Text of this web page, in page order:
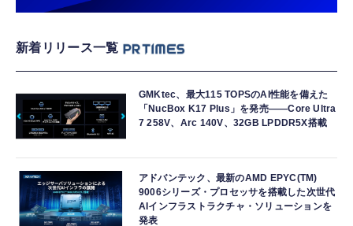
新着リリース一覧
GMKtec、最大115 TOPSのAI性能を備えた
「NucBox K17 Plus」を発売――Core Ultra
7 258V、Arc 140V、32GB LPDDR5X搭載
アドバンテック、最新のAMD EPYC(TM)
9006シリーズ・プロセッサを搭載した次世代
AIインフラストラクチャ・ソリューションを
発表